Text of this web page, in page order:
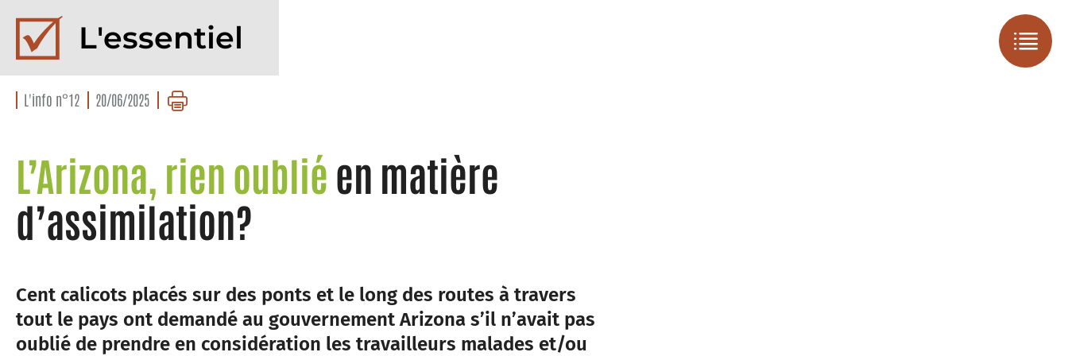
L'essentiel
L'info n°12 20/06/2025
L’Arizona, rien oublié en matière
d’assimilation?
Cent calicots placés sur des ponts et le long des routes à travers
tout le pays ont demandé au gouvernement Arizona s’il n’avait pas
oublié de prendre en considération les travailleurs malades et/ou